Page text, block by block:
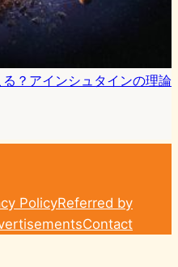
？アインシュタインの理論
PolicyReferred by
Contact